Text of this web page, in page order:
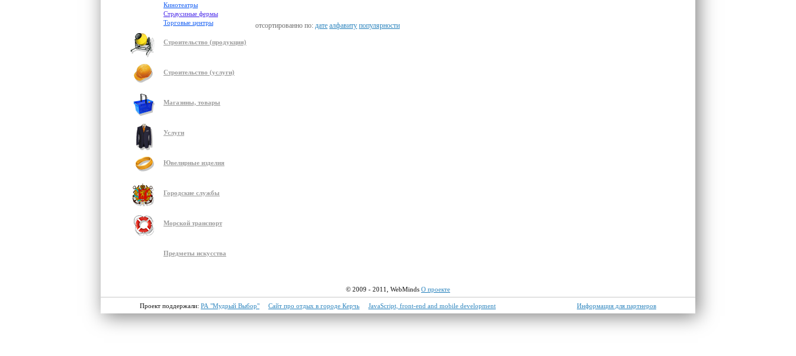
Кинотеатры
Страусиные фермы
Торговые центры
Строительство (продукция)
Строительство (услуги)
Магазины, товары
Услуги
Ювелирные изделия
Городские службы
Морской транспорт
Предметы искусства
отсортированно по: дате алфавиту популярности
© 2009 - 2011, WebMinds О проекте
Проект поддержали: РА "Мудрый Выбор" Сайт про отдых в городе Керчь JavaScript, front-end and mobile development Информация для партнеров